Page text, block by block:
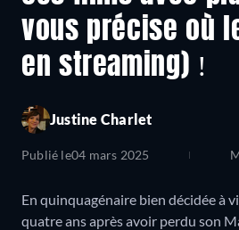
vous précise où
en streaming) !
Justine Charlet
Publié le04 mars 2025
En quinquagénaire bien décidée à
quatre ans après avoir perdu son